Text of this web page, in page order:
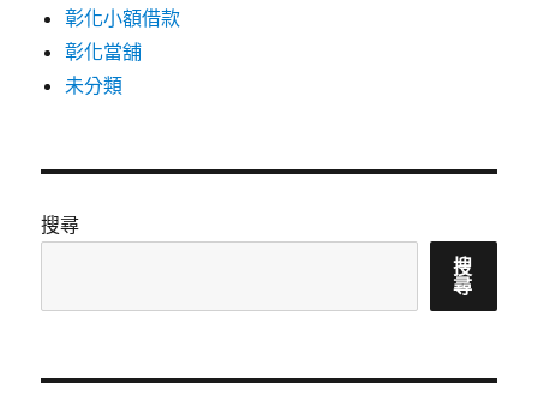
彰化小額借款
彰化當舖
未分類
搜尋
搜
尋